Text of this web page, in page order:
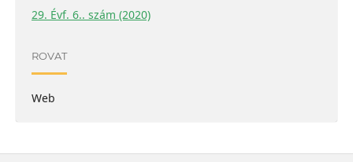
29. Évf. 6.. szám (2020)
ROVAT
Web